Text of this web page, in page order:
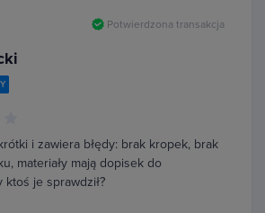
Potwierdzona transakcja
i zawiera błędy: brak kropek, brak
materiały mają dopisek do
je sprawdził?